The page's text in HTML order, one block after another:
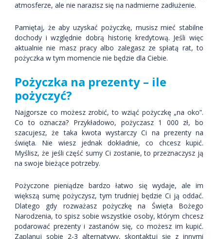
atmosferze, ale nie narazisz się na nadmierne zadłużenie.
Pamiętaj, że aby uzyskać pożyczkę, musisz mieć stabilne
dochody i względnie dobrą historię kredytową. Jeśli więc
aktualnie nie masz pracy albo zalegasz ze spłatą rat, to
pożyczka w tym momencie nie będzie dla Ciebie.
Pożyczka na prezenty – ile
pożyczyć?
Najgorsze co możesz zrobić, to wziąć pożyczkę „na oko”.
Co to oznacza? Przykładowo, pożyczasz 1 000 zł, bo
szacujesz, że taka kwota wystarczy Ci na prezenty na
święta. Nie wiesz jednak dokładnie, co chcesz kupić.
Myślisz, że jeśli część sumy Ci zostanie, to przeznaczysz ją
na swoje bieżące potrzeby.
Pożyczone pieniądze bardzo łatwo się wydaje, ale im
większą sumę pożyczysz, tym trudniej będzie Ci ją oddać.
Dlatego gdy rozważasz pożyczkę na Święta Bożego
Narodzenia, to spisz sobie wszystkie osoby, którym chcesz
podarować prezenty i zastanów się, co możesz im kupić.
Zaplanuj sobie 2-3 alternatywy, skontaktuj się z innymi